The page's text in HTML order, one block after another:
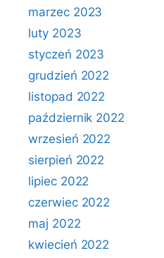
marzec 2023
luty 2023
styczeń 2023
grudzień 2022
listopad 2022
październik 2022
wrzesień 2022
sierpień 2022
lipiec 2022
czerwiec 2022
maj 2022
kwiecień 2022